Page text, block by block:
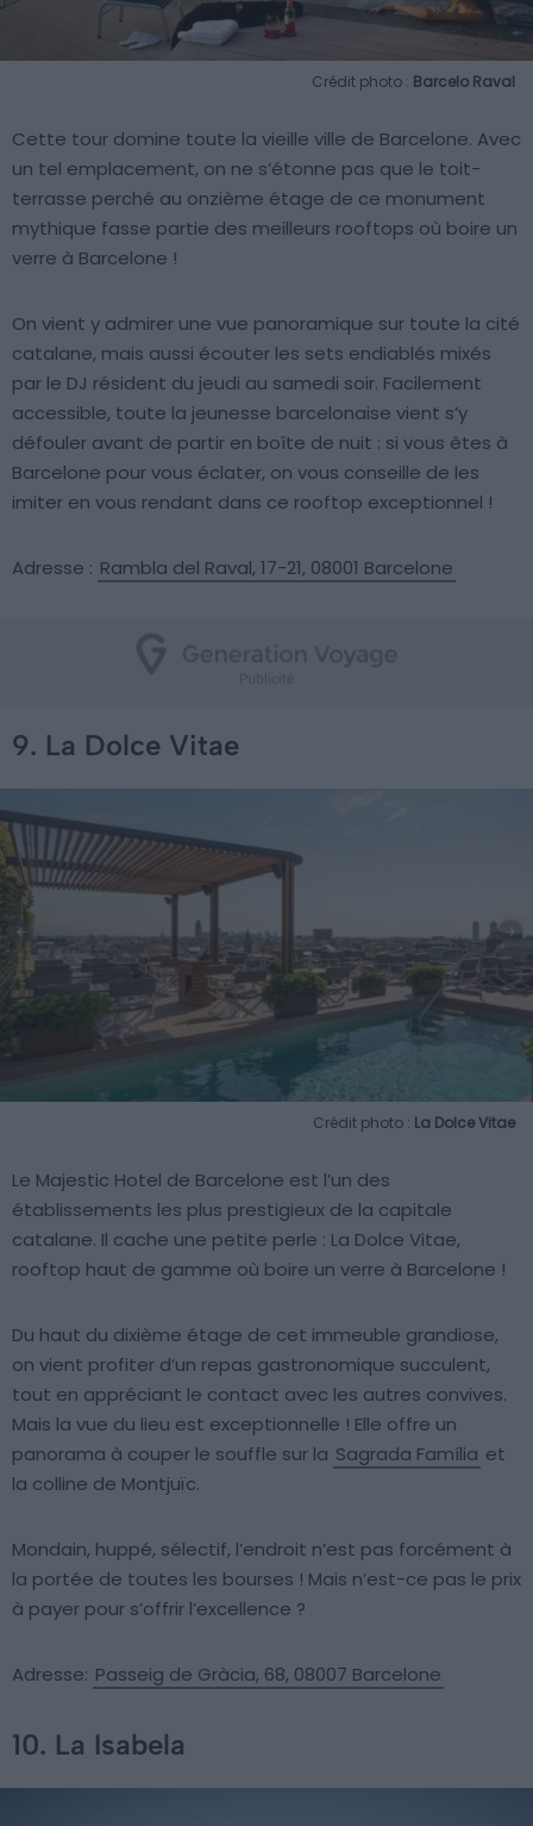
Crédit photo : Barcelo Raval
Cette tour domine toute la vieille ville de Barcelone. Avec
un tel emplacement, on ne s’étonne pas que le toit-
terrasse perché au onzième étage de ce monument
mythique fasse partie des meilleurs rooftops où boire un
verre à Barcelone !
On vient y admirer une vue panoramique sur toute la cité
catalane, mais aussi écouter les sets endiablés mixés
par le DJ résident du jeudi au samedi soir. Facilement
accessible, toute la jeunesse barcelonaise vient s’y
défouler avant de partir en boîte de nuit : si vous êtes à
Barcelone pour vous éclater, on vous conseille de les
imiter en vous rendant dans ce rooftop exceptionnel !
Adresse : Rambla del Raval, 17-21, 08001 Barcelone
9. La Dolce Vitae
Crédit photo : La Dolce Vitae
Le Majestic Hotel de Barcelone est l’un des
établissements les plus prestigieux de la capitale
catalane. Il cache une petite perle : La Dolce Vitae,
rooftop haut de gamme où boire un verre à Barcelone !
Du haut du dixième étage de cet immeuble grandiose,
on vient profiter d’un repas gastronomique succulent,
tout en appréciant le contact avec les autres convives.
Mais la vue du lieu est exceptionnelle ! Elle offre un
panorama à couper le souffle sur la Sagrada Família et
la colline de Montjuïc.
Mondain, huppé, sélectif, l’endroit n’est pas forcément à
la portée de toutes les bourses ! Mais n’est-ce pas le prix
à payer pour s’offrir l’excellence ?
Adresse: Passeig de Gràcia, 68, 08007 Barcelone
10. La Isabela